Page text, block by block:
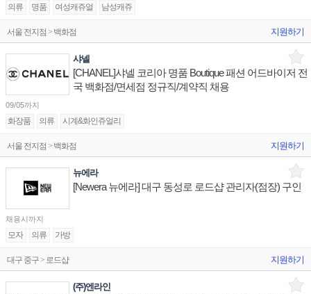
의류 명품 여성캐쥬얼 남성캐쥬
서울 전지점 > 백화점 지원하기
샤넬
[CHANEL]샤넬 코리아 명품 Boutique 패션 어드바이저 전
국 백화점/면세점 정규직/계약직 채용
09/05까지
화장품 의류 시계&화인쥬얼리
서울 전지점 > 백화점 지원하기
뉴에라
[Newera 뉴에라] 대구 동성로 로드샵 관리자(점장) 구인
채용시까지
모자 의류 가방
대구 중구 > 로드샵 지원하기
(주)엔라인